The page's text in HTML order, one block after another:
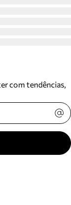
com tendências,